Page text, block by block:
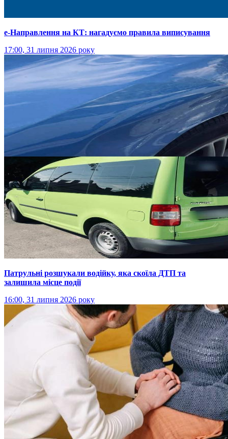
е-Направлення на КТ: нагадуємо правила виписування
17:00, 31 липня 2026 року
Патрульні розшукали водійку, яка скоїла ДТП та
залишила місце події
16:00, 31 липня 2026 року